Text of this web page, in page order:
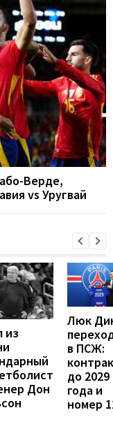
Верде,
vs Уругвай
из
Дон
Люк
в ПСЖ:
до 2029
года и
номер